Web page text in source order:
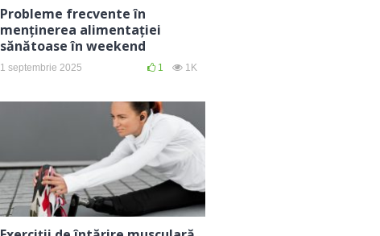
Probleme frecvente în
menținerea alimentației
sănătoase în weekend
1 septembrie 2025 1 1K